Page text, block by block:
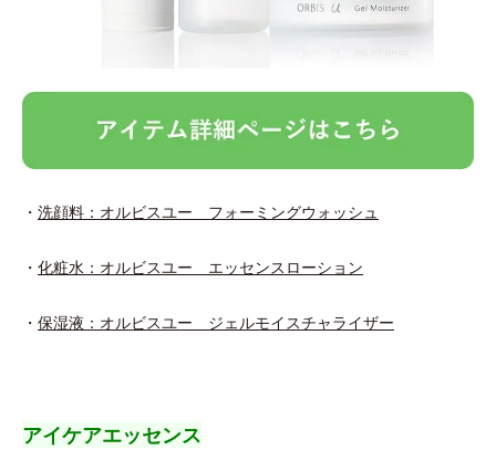
・ 洗顔料：オルビスユー フォーミングウォッシュ
・ 化粧水：オルビスユー エッセンスローション
・ 保湿液：オルビスユー ジェルモイスチャライザー
アイケアエッセンス